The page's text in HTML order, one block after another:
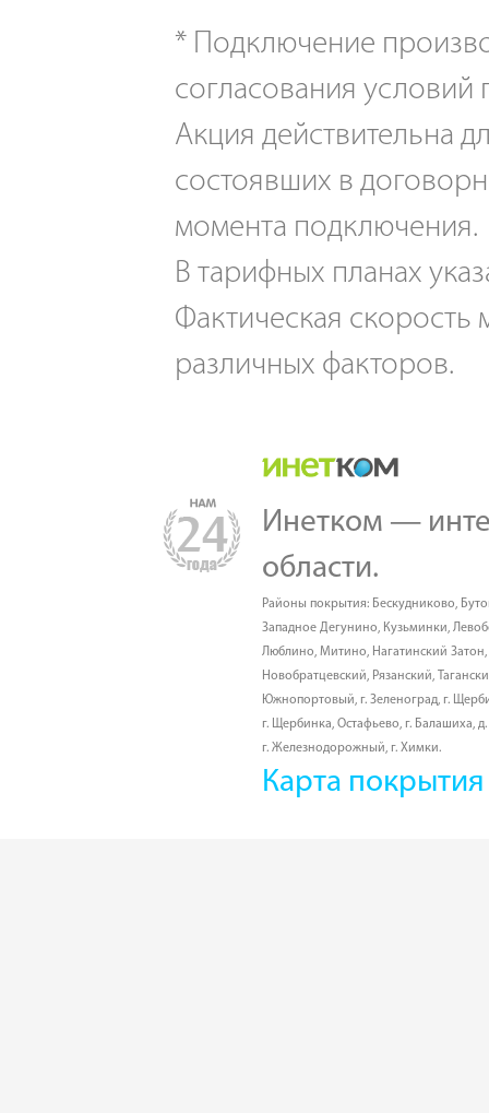
* Подключение
согласования
Акция действительна
состоявших в
момента подключения.
В тарифных планах
Фактическая скорость
различных факторов.
Инетком —
области.
Районы покрытия: Бескудниково,
Западное Дегунино, Кузьминки,
Люблино, Митино, Нагатинский Затон,
Новобратцевский, Рязанский,
Южнопортовый, г. Зеленоград, г.
г. Щербинка, Остафьево, г. Балашиха,
г. Железнодорожный, г. Химки.
Карта